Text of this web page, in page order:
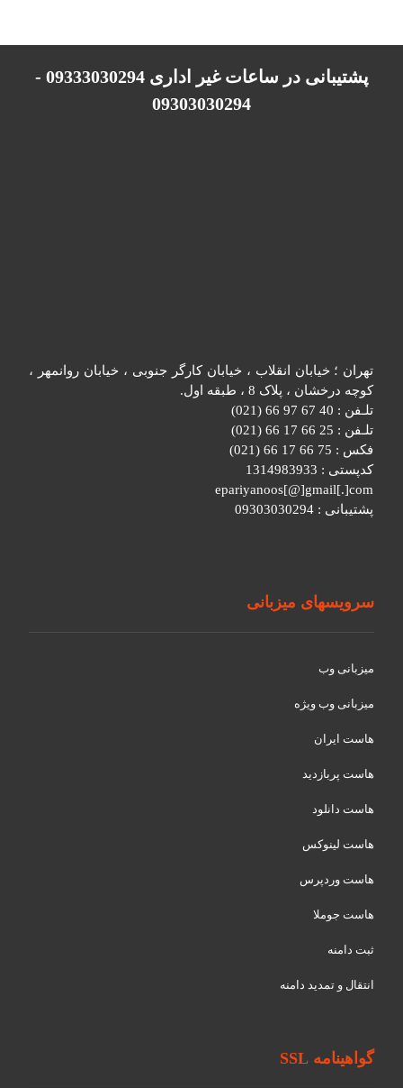
پشتیبانی در ساعات غیر اداری 09333030294 -
09303030294
تهران ؛ خیابان انقلاب ، خیابان کارگر جنوبی ، خیابان روانمهر ،
کوچه درخشان ، پلاک 8 ، طبقه اول.
تلـفن : 40 67 97 66 (021)
تلـفن : 25 66 17 66 (021)
فکس : 75 66 17 66 (021)
کدپستی : 1314983933
epariyanoos[@]gmail[.]com
پشتیبانی : 09303030294
سرویسهای میزبانی
میزبانی وب
میزبانی وب ویژه
هاست ایران
هاست پربازدید
هاست دانلود
هاست لینوکس
هاست وردپرس
هاست جوملا
ثبت دامنه
انتقال و تمدید دامنه
گواهینامه SSL